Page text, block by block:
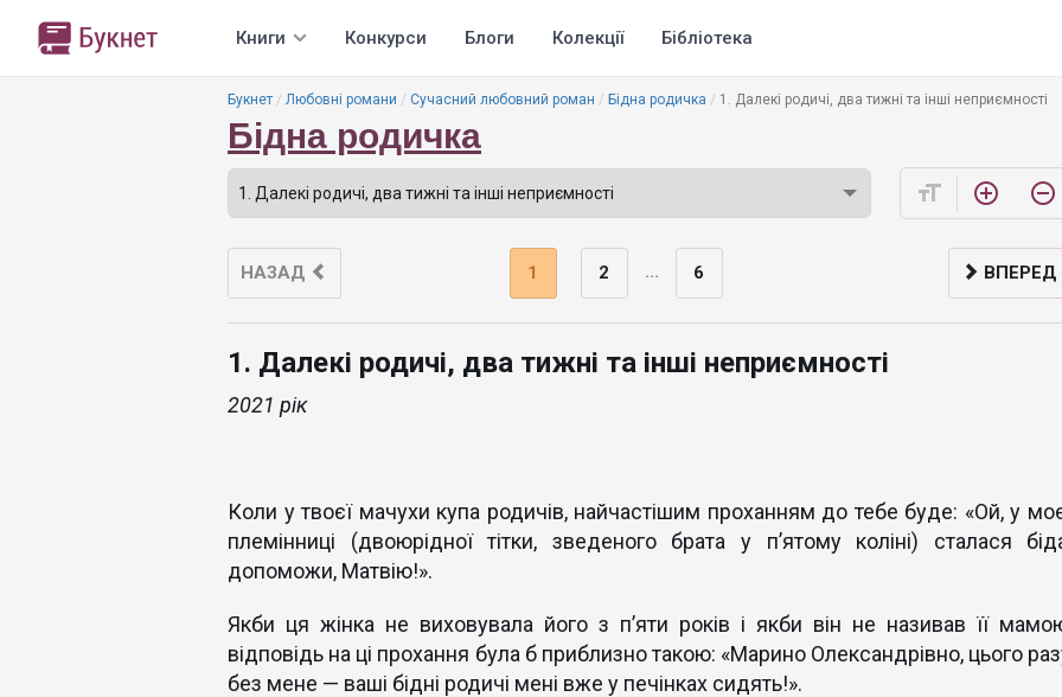
Книги Конкурси Блоги Колекції Бібліотека
Букнет Любовні романи Сучасний любовний роман Бідна родичка 1. Далекі родичі, два тижні та інші неприємності
Бідна родичка
format_size add_circle_outline remove_circle_outline
НАЗАД 1 2 ... 6 ВПЕРЕД
1. Далекі родичі, два тижні та інші неприємності
2021 рік
Коли у твоєї мачухи купа родичів, найчастішим проханням до тебе буде: «Ой, у
племінниці (двоюрідної тітки, зведеного брата у п’ятому коліні) сталася
допоможи, Матвію!».
Якби ця жінка не виховувала його з п’яти років і якби він не називав її
відповідь на ці прохання була б приблизно такою: «Марино Олександрівно, цього
без мене — ваші бідні родичі мені вже у печінках сидять!».